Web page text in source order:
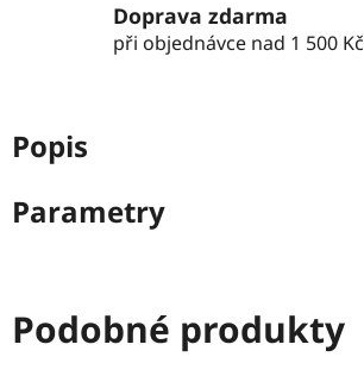
Doprava zdarma
při objednávce nad 1 500 Kč
Popis
Parametry
Podobné produkty